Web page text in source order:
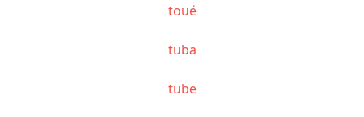
toué
tuba
tube